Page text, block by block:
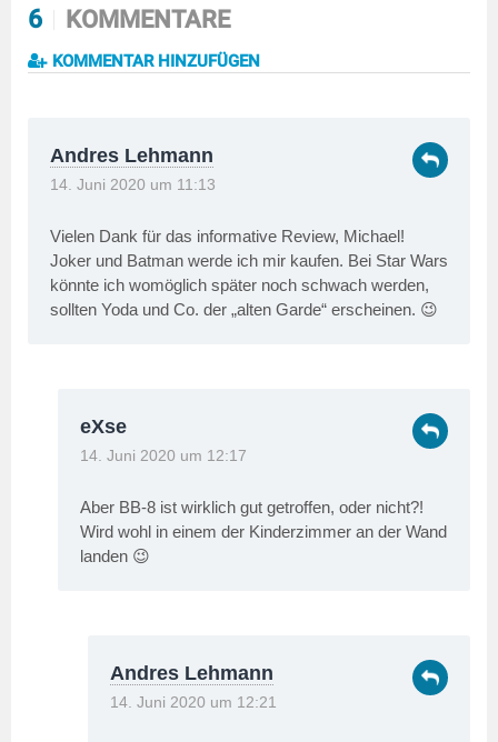
6 KOMMENTARE
KOMMENTAR HINZUFÜGEN
Andres Lehmann
14. Juni 2020 um 11:13
Vielen Dank für das informative Review, Michael!
Joker und Batman werde ich mir kaufen. Bei Star Wars
könnte ich womöglich später noch schwach werden,
sollten Yoda und Co. der „alten Garde“ erscheinen. 😉
eXse
14. Juni 2020 um 12:17
Aber BB-8 ist wirklich gut getroffen, oder nicht?!
Wird wohl in einem der Kinderzimmer an der Wand
landen 😉
Andres Lehmann
14. Juni 2020 um 12:21